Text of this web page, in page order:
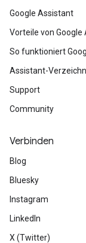
Google Assistant
Vorteile von Google
So funktioniert
Assistant-
Support
Community
Verbinden
Blog
Bluesky
Instagram
LinkedIn
X (Twitter)